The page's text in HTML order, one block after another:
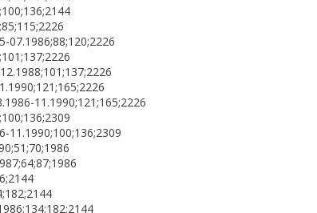
07.1986;88;120;2226
11.1990;121;165;2226
11.1990;100;136;2309